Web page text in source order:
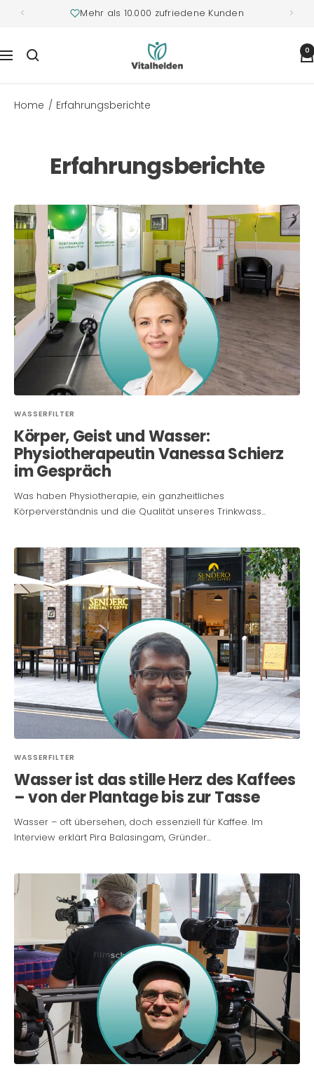
Mehr als 10.000 zufriedene Kunden
Navigation
Vitalhelden.de 0
Home Erfahrungsberichte
Erfahrungsberichte
WASSERFILTER
Körper, Geist und Wasser:
Physiotherapeutin Vanessa Schierz
im Gespräch
Was haben Physiotherapie, ein ganzheitliches
Körperverständnis und die Qualität unseres Trinkwass...
WASSERFILTER
Wasser ist das stille Herz des Kaffees
– von der Plantage bis zur Tasse
Wasser – oft übersehen, doch essenziell für Kaffee. Im
Interview erklärt Pira Balasingam, Gründer...